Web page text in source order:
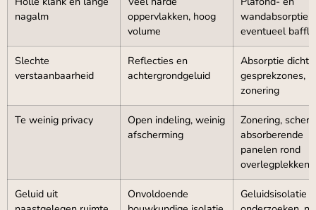
nagalm
oppervlakken, hoog
volume
wandabsorptie,
eventueel
Slechte
verstaanbaarheid
Reflecties en
achtergrondgeluid
Absorptie
gesprekzones,
zonering
Te weinig privacy
Open indeling, weinig
afscherming
Zonering,
absorberende
panelen rond
overlegplekken
Geluid uit
Onvoldoende
Geluidsisolatie